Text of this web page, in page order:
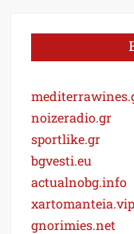
noizeradio.gr
sportlike.gr
bgvesti.eu
actualnobg.info
xartomanteia.vip
gnorimies.net